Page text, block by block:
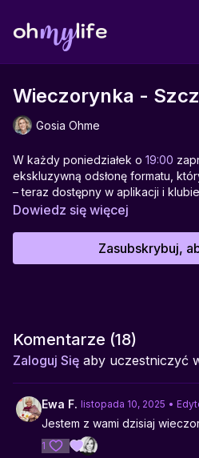
Wieczorynka -
Gosia Ohme
W każdy poniedziałek o 19:00
ekskluzywną odsłonę formatu,
– teraz dostępny w aplikacji i
to czas na rozmowy pełne
uważności. Możesz pić kawę,
– Twojej
inspiracji, spokoju i dobrego
Dowiedz się więcej
Zasubskrybuj,
Komentarze (18)
Zaloguj Się aby uczestniczyć
Ewa F. listopada 10, 2025 •
Jestem z wami dzisiaj
1